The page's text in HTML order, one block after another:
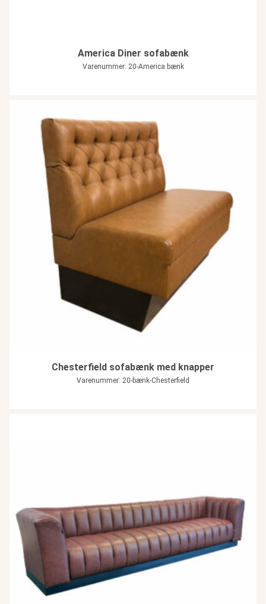
America Diner sofabænk
Varenummer: 20-America bænk
Chesterfield sofabænk med knapper
Varenummer: 20-bænk-Chesterfield